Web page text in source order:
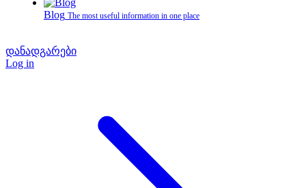
Blog The most useful information in one place
დანადგარები
Log in